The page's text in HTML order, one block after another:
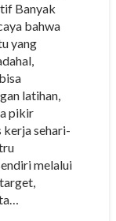
Banyak
bahwa
yang
latihan,
pikir
sehari-
melalui